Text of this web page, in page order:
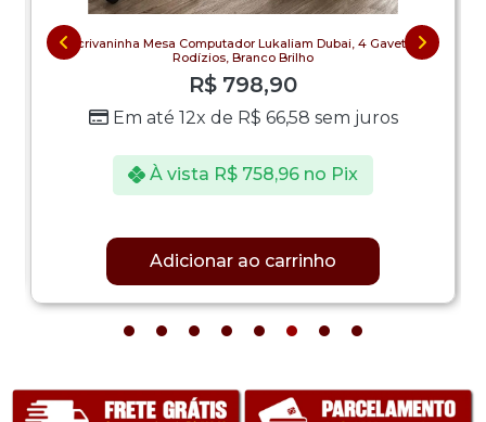
Escrivaninha Mesa Computador Lukaliam Dubai, 4 Gavetas,
Rodízios, Branco Brilho
R$ 798,90
Em até 12x de R$ 66,58 sem juros
À vista R$ 758,96 no Pix
Adicionar ao carrinho